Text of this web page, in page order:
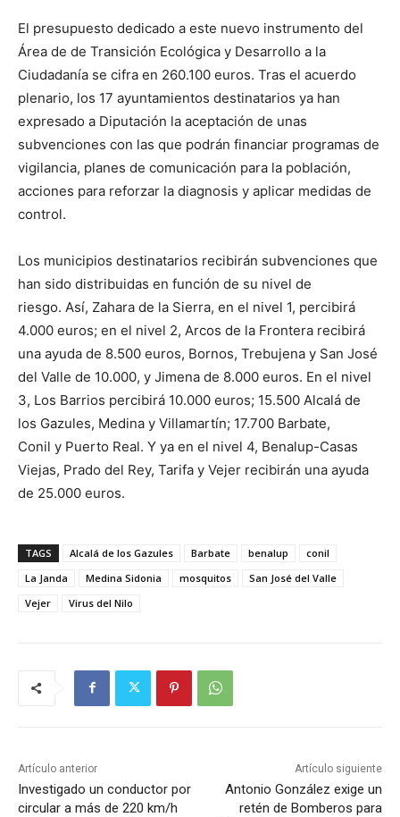
El presupuesto dedicado a este nuevo instrumento del
Área de de Transición Ecológica y Desarrollo a la
Ciudadanía se cifra en 260.100 euros. Tras el acuerdo
plenario, los 17 ayuntamientos destinatarios ya han
expresado a Diputación la aceptación de unas
subvenciones con las que podrán financiar programas de
vigilancia, planes de comunicación para la población,
acciones para reforzar la diagnosis y aplicar medidas de
control.
Los municipios destinatarios recibirán subvenciones que
han sido distribuidas en función de su nivel de
riesgo. Así, Zahara de la Sierra, en el nivel 1, percibirá
4.000 euros; en el nivel 2, Arcos de la Frontera recibirá
una ayuda de 8.500 euros, Bornos, Trebujena y San José
del Valle de 10.000, y Jimena de 8.000 euros. En el nivel
3, Los Barrios percibirá 10.000 euros; 15.500 Alcalá de
los Gazules, Medina y Villamartín; 17.700 Barbate,
Conil y Puerto Real. Y ya en el nivel 4, Benalup-Casas
Viejas, Prado del Rey, Tarifa y Vejer recibirán una ayuda
de 25.000 euros.
TAGS Alcalá de los Gazules Barbate benalup
conil
La Janda
Medina Sidonia mosquitos
San José del Valle
Vejer
Virus del Nilo
Artículo anterior
Investigado un conductor por
circular a más de 220 km/h
Artículo siguiente
Antonio González exige un
retén de Bomberos para